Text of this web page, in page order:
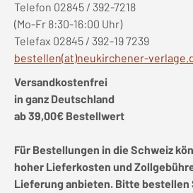
Telefon 02845 / 392-7218
(Mo-Fr 8:30-16:00 Uhr)
Telefax 02845 / 392-19 7239
bestellen(at)neukirchener-
Versandkostenfrei
in ganz Deutschland
ab 39,00€ Bestellwert
Für Bestellungen in die Schweiz
hoher Lieferkosten und
Lieferung anbieten. Bitte bestellen